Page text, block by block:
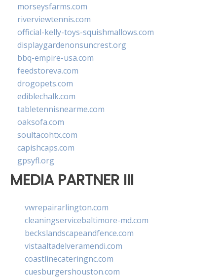
morseysfarms.com
riverviewtennis.com
official-kelly-toys-squishmallows.com
displaygardenonsuncrest.org
bbq-empire-usa.com
feedstoreva.com
drogopets.com
ediblechalk.com
tabletennisnearme.com
oaksofa.com
soultacohtx.com
capishcaps.com
gpsyfl.org
MEDIA PARTNER III
vwrepairarlington.com
cleaningservicebaltimore-md.com
beckslandscapeandfence.com
vistaaltadelveramendi.com
coastlinecateringnc.com
cuesburgershouston.com